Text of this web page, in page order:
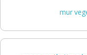
mur